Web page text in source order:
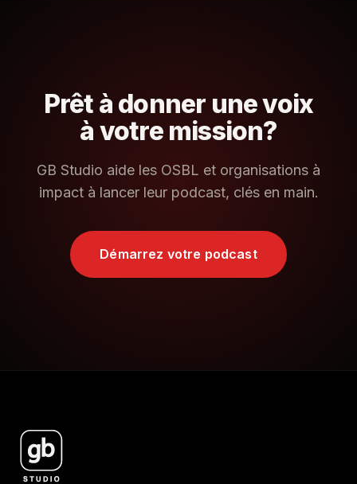
Prêt à donner une voix
à votre mission?
GB Studio aide les OSBL et organisations à
impact à lancer leur podcast, clés en main.
Démarrez votre podcast